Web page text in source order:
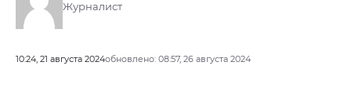
Журналист
10:24, 21 августа 2024обновлено: 08:57, 26 августа 2024